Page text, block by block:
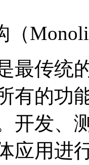
（
最传统
有的功
开发、
应用进